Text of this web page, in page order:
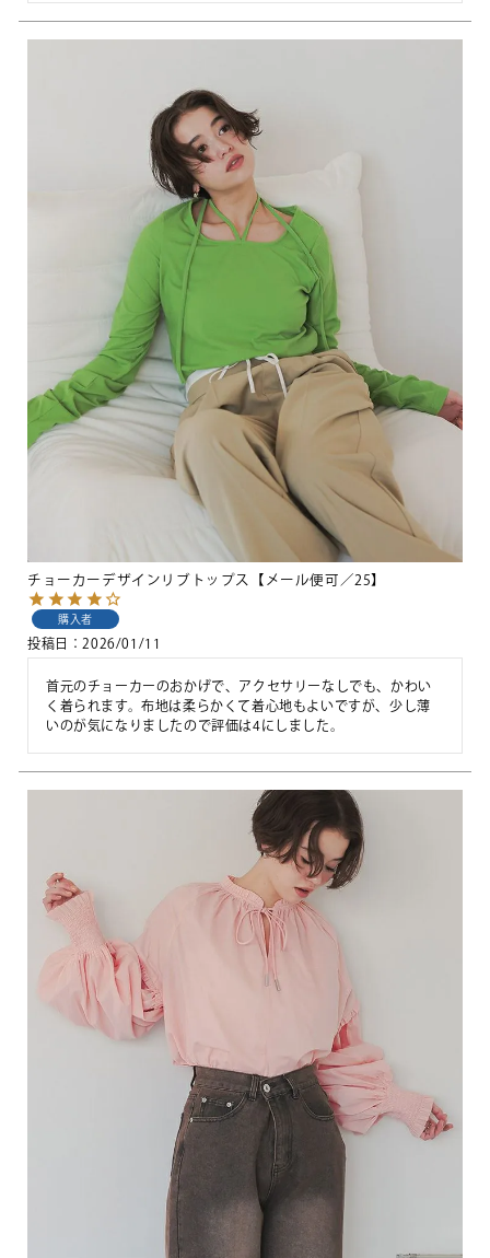
チョーカーデザインリブトップス【メール便可／25】
購入者
投稿日 2026/01/11
首元のチョーカーのおかげで、アクセサリーなしでも、かわい
く着られます。布地は柔らかくて着心地もよいですが、少し薄
いのが気になりましたので評価は4にしました。